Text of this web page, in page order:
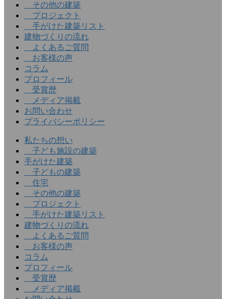
その他の建築
プロジェクト
手がけた建築リスト
建物づくりの流れ
よくあるご質問
お客様の声
コラム
プロフィール
受賞歴
メディア掲載
お問い合わせ
プライバシーポリシー
私たちの想い
子ども施設の建築
手がけた建築
子どもの建築
住宅
その他の建築
プロジェクト
手がけた建築リスト
建物づくりの流れ
よくあるご質問
お客様の声
コラム
プロフィール
受賞歴
メディア掲載